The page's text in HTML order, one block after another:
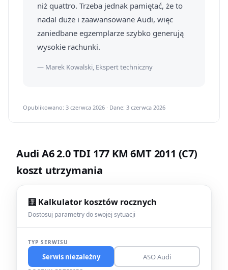
niż quattro. Trzeba jednak pamiętać, że to
nadal duże i zaawansowane Audi, więc
zaniedbane egzemplarze szybko generują
wysokie rachunki.
— Marek Kowalski, Ekspert techniczny
Opublikowano: 3 czerwca 2026 · Dane: 3 czerwca 2026
Audi A6 2.0 TDI 177 KM 6MT 2011 (C7)
koszt utrzymania
🧮 Kalkulator kosztów rocznych
Dostosuj parametry do swojej sytuacji
TYP SERWISU
Serwis niezależny ASO Audi